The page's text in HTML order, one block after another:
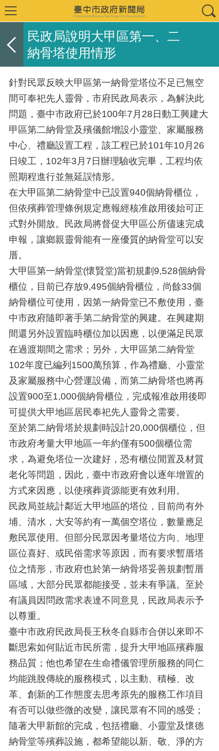
民政局說明大甲區第一、二
納骨塔使用情形
針對民眾反映大甲區第一納骨堂塔位不足已無空
間可奉祀先人靈骨，市府民政局表示，為解決此
問題，臺中市政府已於100年7月28日動工興建大
甲區第二納骨堂及殯儀館增設小靈堂、家屬服務
中心、禮廳設置工程，該工程已於101年10月26
日竣工，102年3月7日辦理驗收完畢，工程均依
照期程進行並無延誤情形。
在大甲區第二納骨堂中已設置940個納骨櫃位，
但依殯葬管理條例規定應報經核准啟用後始可正
式對外開放。民政局將督促大甲區公所儘速完成
申報，讓鄉親靈骨能有一座優質的納骨堂可以安
厝。
大甲區第一納骨堂(懷賢堂)當初規劃9,528個納骨
櫃位，目前已存放9,495個納骨櫃位，尚餘33個
納骨櫃位可使用，因第一納骨堂已不敷使用，臺
中市政府隨即著手第二納骨堂的興建。在興建期
間還另外設置臨時櫃位加以因應，以便滿足民眾
在過渡期間之需求；另外，大甲區第二納骨堂
102年度已編列1500萬預算，作為禮廳、小靈堂
及家屬服務中心營運設備，而第二納骨塔也將再
設置900至1,000個納骨櫃位，完成報准啟用後即
可提供大甲地區居民奉祀先人靈骨之需要。
至於第二納骨塔於規劃時設計20,000個櫃位，但
市政府考量大甲地區一年約僅有500個櫃位需
求，為避免塔位一次建好，恐有櫃位閒置及材質
老化等問題，因此，臺中市政府會以逐年增置的
方式來因應，以使殯葬資源能更有效利用。
民政局並統計鄰近大甲地區的塔位，目前尚有外
埔、清水，大安等約有一萬個空塔位，數量應足
敷民眾使用。但部分民眾因考量塔位方向、地理
區位喜好、或民俗需求等原因，而有要求暫厝塔
位之情形，市政府也於第一納骨塔妥善規劃暫厝
區域，大部分民眾都能接受，並未有爭議。至於
有議員因問政需求表達不同意見，民政局表示予
以尊重。
臺中市政府民政局長王秋冬自縣市合併以來即不
斷思索如何貼近市民所需，提升大甲地區殯葬服
務品質；他也希望在生命禮儀管理所服務的同仁
均能跳脫傳統的服務模式，以主動、積極、改
革、創新的工作態度去思考原先的服務工作項目
有否可以做些微的改變，讓民眾有不同的感受；
隨著大甲新館的完成，包括禮廳、小靈堂及懷德
納骨堂等殯葬設施，都希望能以新、敬、淨的方